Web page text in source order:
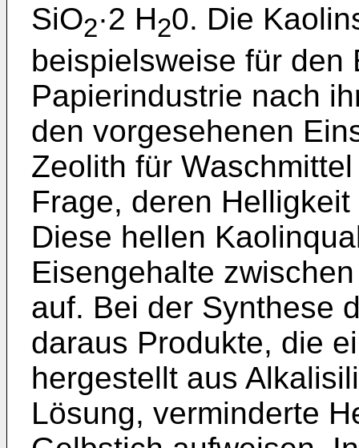
SiO2·2 H20. Die
beispielsweise für den
Papierindustrie nach
den vorgesehenen
Zeolith für
Frage, deren
Diese hellen
Eisengehalte
auf. Bei der Synthese
daraus Produkte, die
hergestellt aus
Lösung, verminderte